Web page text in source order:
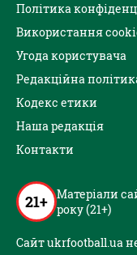
Політика
Використання
Угода користувача
Редакційна
Кодекс етики
Наша редакція
Контакти
21+ Матеріали
року (21+)
Сайт ukrfootball.ua